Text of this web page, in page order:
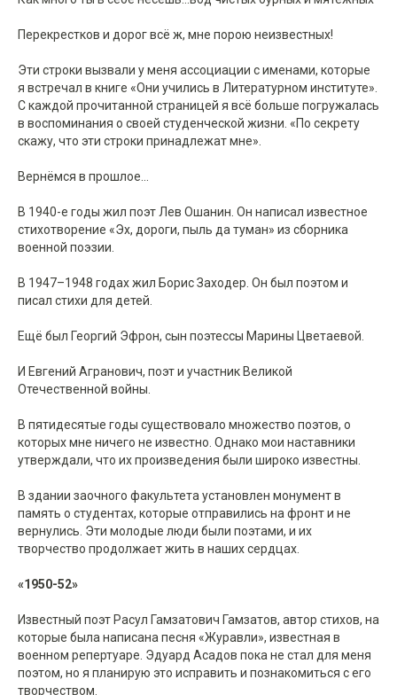
Перекрестков и дорог всё ж, мне порою неизвестных!
Эти строки вызвали у меня ассоциации с именами, которые
я встречал в книге «Они учились в Литературном институте».
С каждой прочитанной страницей я всё больше погружалась
в воспоминания о своей студенческой жизни. «По секрету
скажу, что эти строки принадлежат мне».
Вернёмся в прошлое...
В 1940-е годы жил поэт Лев Ошанин. Он написал известное
стихотворение «Эх, дороги, пыль да туман» из сборника
военной поэзии.
В 1947–1948 годах жил Борис Заходер. Он был поэтом и
писал стихи для детей.
Ещё был Георгий Эфрон, сын поэтессы Марины Цветаевой.
И Евгений Агранович, поэт и участник Великой
Отечественной войны.
В пятидесятые годы существовало множество поэтов, о
которых мне ничего не известно. Однако мои наставники
утверждали, что их произведения были широко известны.
В здании заочного факультета установлен монумент в
память о студентах, которые отправились на фронт и не
вернулись. Эти молодые люди были поэтами, и их
творчество продолжает жить в наших сердцах.
«1950-52»
Известный поэт Расул Гамзатович Гамзатов, автор стихов, на
которые была написана песня «Журавли», известная в
военном репертуаре. Эдуард Асадов пока не стал для меня
поэтом, но я планирую это исправить и познакомиться с его
творчеством.